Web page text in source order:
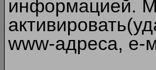
информацией.
www-адреса,